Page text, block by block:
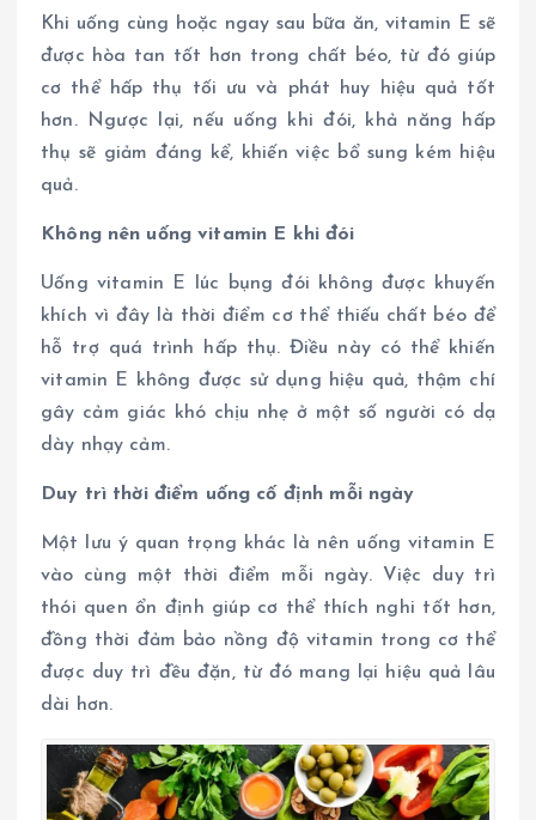
Khi uống cùng hoặc ngay sau bữa ăn, vitamin E sẽ
được hòa tan tốt hơn trong chất béo, từ đó giúp
cơ thể hấp thụ tối ưu và phát huy hiệu quả tốt
hơn. Ngược lại, nếu uống khi đói, khả năng hấp
thụ sẽ giảm đáng kể, khiến việc bổ sung kém hiệu
quả.
Không nên uống vitamin E khi đói
Uống vitamin E lúc bụng đói không được khuyến
khích vì đây là thời điểm cơ thể thiếu chất béo để
hỗ trợ quá trình hấp thụ. Điều này có thể khiến
vitamin E không được sử dụng hiệu quả, thậm chí
gây cảm giác khó chịu nhẹ ở một số người có dạ
dày nhạy cảm.
Duy trì thời điểm uống cố định mỗi ngày
Một lưu ý quan trọng khác là nên uống vitamin E
vào cùng một thời điểm mỗi ngày. Việc duy trì
thói quen ổn định giúp cơ thể thích nghi tốt hơn,
đồng thời đảm bảo nồng độ vitamin trong cơ thể
được duy trì đều đặn, từ đó mang lại hiệu quả lâu
dài hơn.